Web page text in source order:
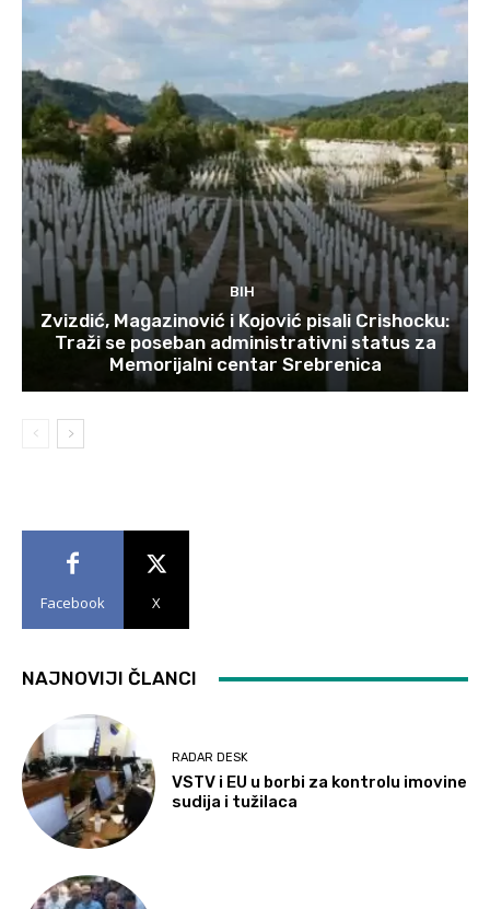
BIH
Zvizdić, Magazinović i Kojović pisali Crishocku:
Traži se poseban administrativni status za
Memorijalni centar Srebrenica
Facebook X
NAJNOVIJI ČLANCI
RADAR DESK
VSTV i EU u borbi za kontrolu imovine
sudija i tužilaca